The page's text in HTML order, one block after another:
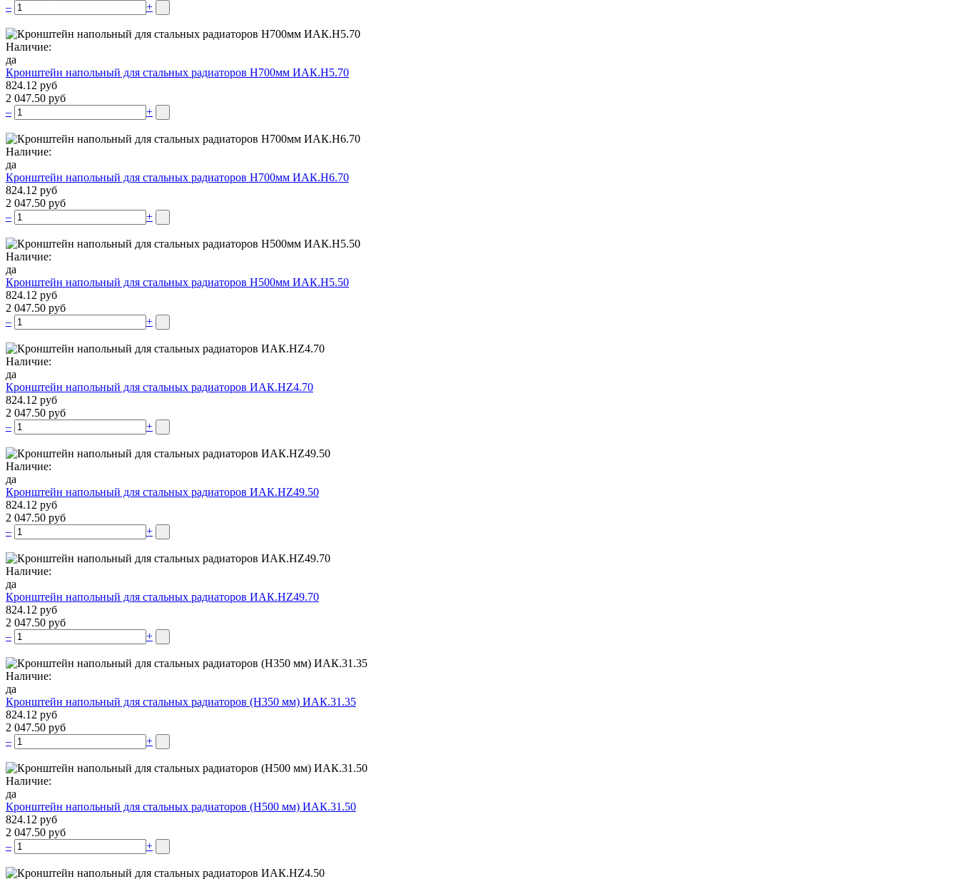
–
+
Наличие:
да
Кронштейн напольный для стальных радиаторов Н700мм ИАК.Н5.70
824.12 руб
2 047.50 руб
–
+
Наличие:
да
Кронштейн напольный для стальных радиаторов Н700мм ИАК.Н6.70
824.12 руб
2 047.50 руб
–
+
Наличие:
да
Кронштейн напольный для стальных радиаторов Н500мм ИАК.Н5.50
824.12 руб
2 047.50 руб
–
+
Наличие:
да
Кронштейн напольный для стальных радиаторов ИАК.НZ4.70
824.12 руб
2 047.50 руб
–
+
Наличие:
да
Кронштейн напольный для стальных радиаторов ИАК.НZ49.50
824.12 руб
2 047.50 руб
–
+
Наличие:
да
Кронштейн напольный для стальных радиаторов ИАК.НZ49.70
824.12 руб
2 047.50 руб
–
+
Наличие:
да
Кронштейн напольный для стальных радиаторов (Н350 мм) ИАК.31.35
824.12 руб
2 047.50 руб
–
+
Наличие:
да
Кронштейн напольный для стальных радиаторов (Н500 мм) ИАК.31.50
824.12 руб
2 047.50 руб
–
+